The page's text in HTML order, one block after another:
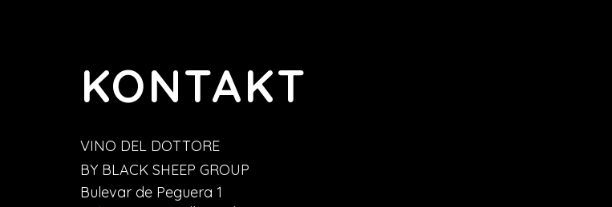
KONTAKT
VINO DEL DOTTORE
BY BLACK SHEEP GROUP
Bulevar de Peguera 1